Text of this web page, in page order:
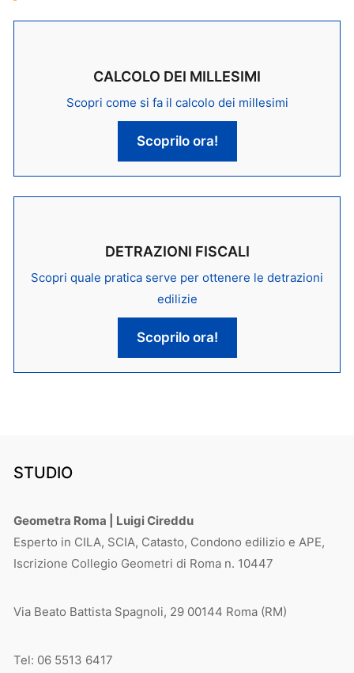
CALCOLO DEI MILLESIMI
Scopri come si fa il calcolo dei millesimi
Scoprilo ora!
DETRAZIONI FISCALI
Scopri quale pratica serve per ottenere le detrazioni
edilizie
Scoprilo ora!
STUDIO
Geometra Roma | Luigi Cireddu
Esperto in CILA, SCIA, Catasto, Condono edilizio e APE,
Iscrizione Collegio Geometri di Roma n. 10447
Via Beato Battista Spagnoli, 29 00144 Roma (RM)
Tel: 06 5513 6417